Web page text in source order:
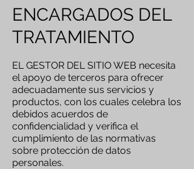
ENCARGADOS DEL
TRATAMIENTO
EL GESTOR DEL SITIO WEB necesita
el apoyo de terceros para ofrecer
adecuadamente sus servicios y
productos, con los cuales celebra los
debidos acuerdos de
confidencialidad y verifica el
cumplimiento de las normativas
sobre protección de datos
personales.